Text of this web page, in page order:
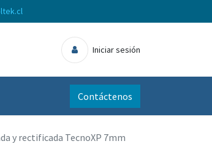
Iniciar sesión
Contáctenos
y rectificada TecnoXP 7mm